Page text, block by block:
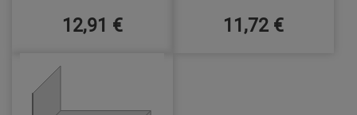
12,91 € 11,72 €